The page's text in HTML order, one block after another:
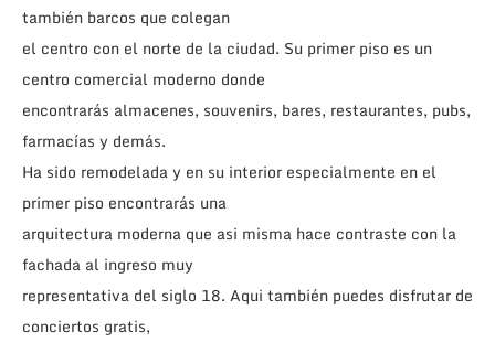
también barcos que colegan
el centro con el norte de la ciudad. Su primer piso es un
centro comercial moderno donde
encontrarás almacenes, souvenirs, bares, restaurantes, pubs,
farmacías y demás.
Ha sido remodelada y en su interior especialmente en el
primer piso encontrarás una
arquitectura moderna que asi misma hace contraste con la
fachada al ingreso muy
representativa del siglo 18. Aqui también puedes disfrutar de
conciertos gratis,